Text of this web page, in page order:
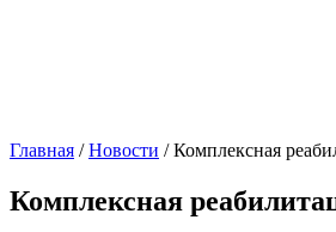
Главная /Новости /Комплексная
Комплексная